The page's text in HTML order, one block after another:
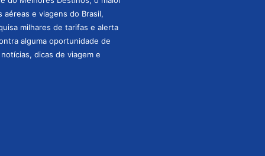
e viagens do Brasil,
milhares de tarifas e alerta
alguma oportunidade de
dicas de viagem e